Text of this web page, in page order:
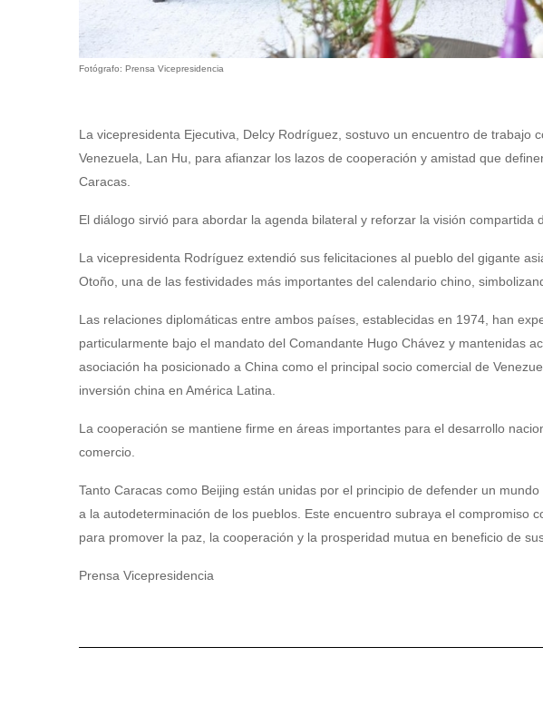
Fotógrafo: Prensa Vicepresidencia
La vicepresidenta Ejecutiva, Delcy Rodríguez, sostuvo un encuentro de trabajo
Venezuela, Lan Hu, para afianzar los lazos de cooperación y amistad que
Caracas.
El diálogo sirvió para abordar la agenda bilateral y reforzar la visión compartida
La vicepresidenta Rodríguez extendió sus felicitaciones al pueblo del gigante
Otoño, una de las festividades más importantes del calendario chino,
Las relaciones diplomáticas entre ambos países, establecidas en 1974, han
particularmente bajo el mandato del Comandante Hugo Chávez y mantenidas
asociación ha posicionado a China como el principal socio comercial de
inversión china en América Latina.
La cooperación se mantiene firme en áreas importantes para el desarrollo
comercio.
Tanto Caracas como Beijing están unidas por el principio de defender un
a la autodeterminación de los pueblos. Este encuentro subraya el compromiso
para promover la paz, la cooperación y la prosperidad mutua en beneficio de
Prensa Vicepresidencia